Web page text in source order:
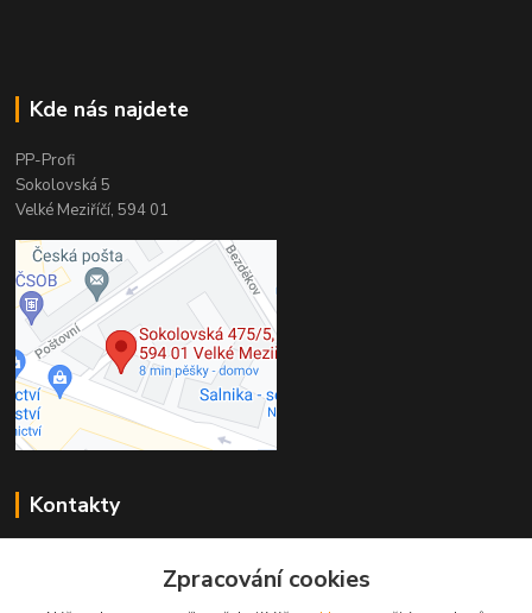
Kde nás najdete
PP-Profi
Sokolovská 5
Velké Meziříčí, 594 01
Kontakty
+420 566 524 868Zpracování cookies